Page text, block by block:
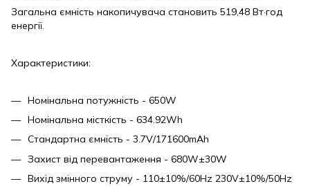
Загальна ємність накопичувача становить 519,48 Вт·год
енергії.
Характеристики:
Номінальна потужність - 650W
Номінальна місткість - 634.92Wh
Стандартна ємність - 3.7V/171600mAh
Захист від перевантаження - 680W±30W
Вихід змінного струму - 110±10%/60Hz 230V±10%/50Hz